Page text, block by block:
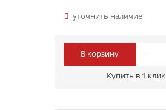
уточнить наличие
В корзину
Купить в 1 клик